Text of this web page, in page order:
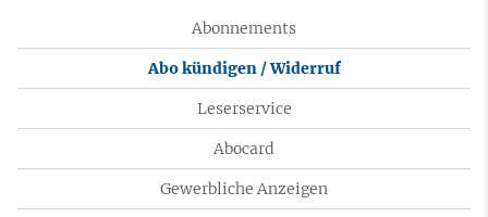
Abonnements
Abo kündigen / Widerruf
Leserservice
Abocard
Gewerbliche Anzeigen